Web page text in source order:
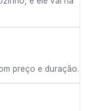
preço e duração.